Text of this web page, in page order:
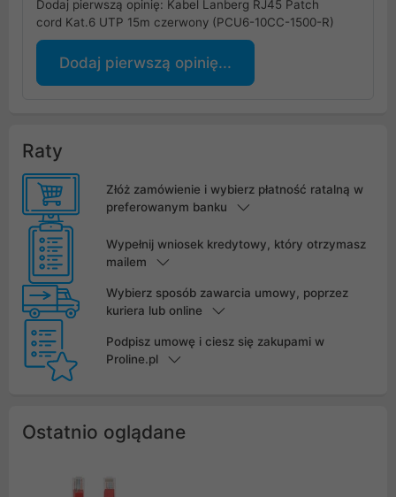
Dodaj pierwszą opinię: Kabel Lanberg RJ45 Patch
cord Kat.6 UTP 15m czerwony (PCU6-10CC-1500-R)
Dodaj pierwszą opinię...
Raty
Złóż zamówienie i wybierz płatność ratalną w
preferowanym banku
Wypełnij wniosek kredytowy, który otrzymasz
mailem
Wybierz sposób zawarcia umowy, poprzez
kuriera lub online
Podpisz umowę i ciesz się zakupami w
Proline.pl
Ostatnio oglądane